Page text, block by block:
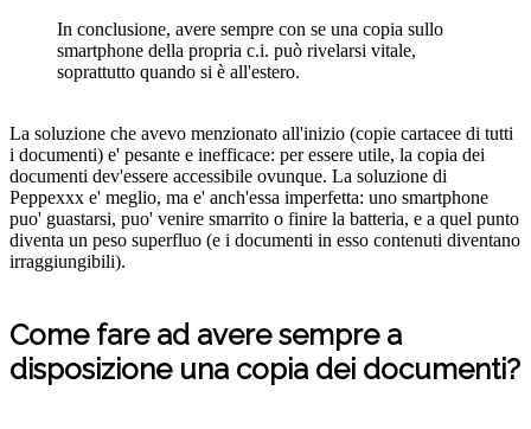
In conclusione, avere sempre con se una copia sullo
smartphone della propria c.i. può rivelarsi vitale,
soprattutto quando si è all'estero.
La soluzione che avevo menzionato all'inizio (copie cartacee di tutti
i documenti) e' pesante e inefficace: per essere utile, la copia dei
documenti dev'essere accessibile ovunque. La soluzione di
Peppexxx e' meglio, ma e' anch'essa imperfetta: uno smartphone
puo' guastarsi, puo' venire smarrito o finire la batteria, e a quel punto
diventa un peso superfluo (e i documenti in esso contenuti diventano
irraggiungibili).
Come fare ad avere sempre a
disposizione una copia dei documenti?